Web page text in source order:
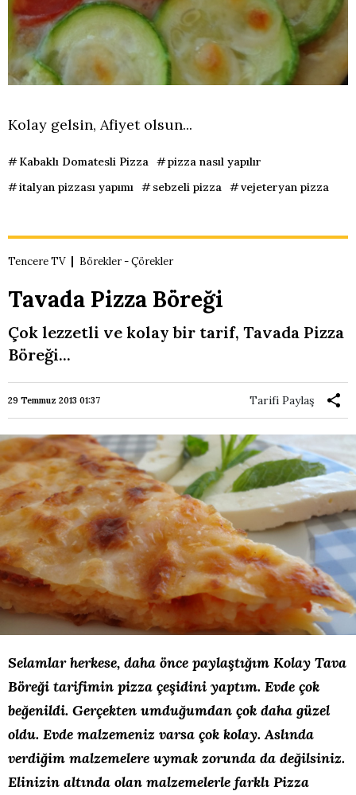
Kolay gelsin, Afiyet olsun...
Kabaklı Domatesli Pizza
pizza nasıl yapılır
italyan pizzası yapımı
sebzeli pizza vejeteryan pizza
Tencere TV Börekler - Çörekler
Tavada Pizza Böreği
Çok lezzetli ve kolay bir tarif, Tavada Pizza
Böreği...
29 Temmuz 2013 01:37 Tarifi Paylaş
Selamlar herkese, daha önce paylaştığım Kolay Tava
Böreği tarifimin pizza çeşidini yaptım. Evde çok
beğenildi. Gerçekten umduğumdan çok daha güzel
oldu. Evde malzemeniz varsa çok kolay. Aslında
verdiğim malzemelere uymak zorunda da değilsiniz.
Elinizin altında olan malzemelerle farklı Pizza